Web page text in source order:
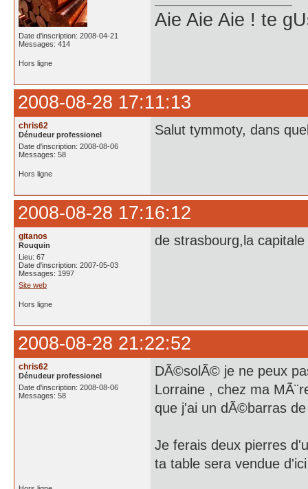
Date d'inscription: 2008-04-21
Messages: 414
Aie Aie Aie ! te
Hors ligne
2008-08-28 17:11:13
chris62
Dénudeur professionel
Date d'inscription: 2008-08-06
Messages: 58
Salut tymmoty, dans
Hors ligne
2008-08-28 17:16:12
gitanos
Rouquin
Lieu: 67
Date d'inscription: 2007-05-03
Messages: 1997
Site web
de strasbourg,la
Hors ligne
2008-08-28 21:22:52
chris62
Dénudeur professionel
Date d'inscription: 2008-08-06
Messages: 58
DÃ©solÃ© je ne peux
Lorraine , chez ma
que j'ai un dÃ©barras
Je ferais deux pierres
ta table sera vendue